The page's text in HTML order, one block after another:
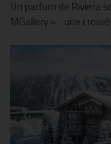
Un parfum de Riviera
MGallery » : une